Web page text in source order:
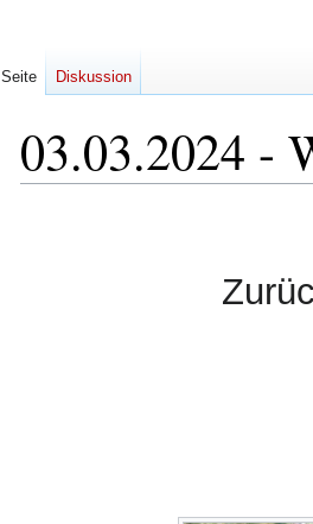
03.03.2024 -
Seite Diskussion